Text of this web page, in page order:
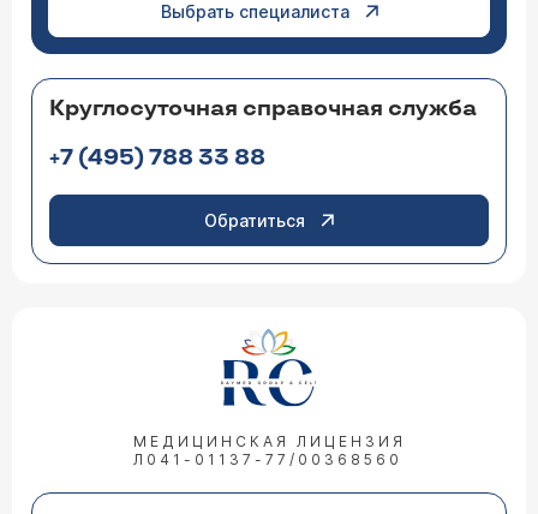
Выбрать специалиста
Круглосуточная справочная служба
+7 (495) 788 33 88
Обратиться
МЕДИЦИНСКАЯ ЛИЦЕНЗИЯ
Л041-01137-77/00368560